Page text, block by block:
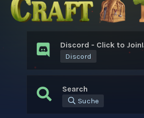
Discord - Click to Join!
Discord
Search
Suche